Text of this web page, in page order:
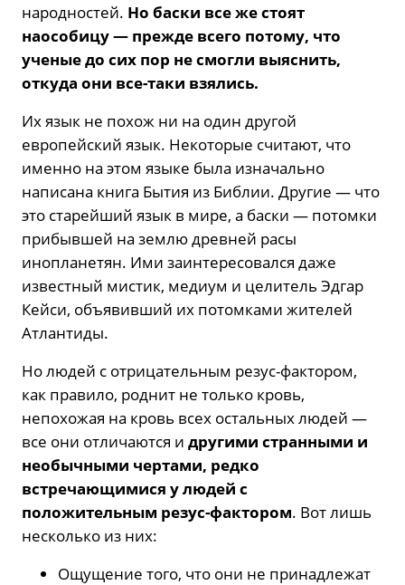
народностей. Но баски все же стоят
наособицу — прежде всего потому, что
ученые до сих пор не смогли выяснить,
откуда они все-таки взялись.
Их язык не похож ни на один другой
европейский язык. Некоторые считают, что
именно на этом языке была изначально
написана книга Бытия из Библии. Другие — что
это старейший язык в мире, а баски — потомки
прибывшей на землю древней расы
инопланетян. Ими заинтересовался даже
известный мистик, медиум и целитель Эдгар
Кейси, объявивший их потомками жителей
Атлантиды.
Но людей с отрицательным резус-фактором,
как правило, роднит не только кровь,
непохожая на кровь всех остальных людей —
все они отличаются и другими странными и
необычными чертами, редко
встречающимися у людей с
положительным резус-фактором. Вот лишь
несколько из них:
Ощущение того, что они не принадлежат